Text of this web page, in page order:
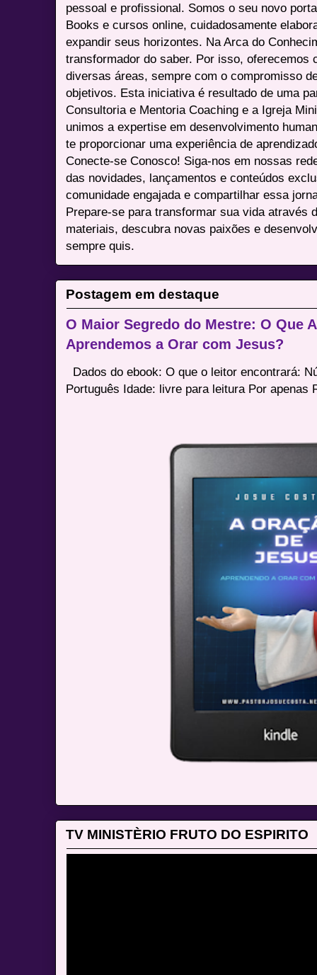
pessoal e profissional. Somos o seu novo
Books e cursos online, cuidadosamente
expandir seus horizontes. Na Arca do
transformador do saber. Por isso, oferecemos
diversas áreas, sempre com o compromisso
objetivos. Esta iniciativa é resultado de uma
Consultoria e Mentoria Coaching e a Igreja
unimos a expertise em desenvolvimento
te proporcionar uma experiência de
Conecte-se Conosco! Siga-nos em nossas
das novidades, lançamentos e conteúdos
comunidade engajada e compartilhar essa
Prepare-se para transformar sua vida através
materiais, descubra novas paixões e
sempre quis.
Postagem em destaque
O Maior Segredo do Mestre: O Que
Aprendemos a Orar com Jesus?
Dados do ebook: O que o leitor encontrará:
Português Idade: livre para leitura Por apenas
TV MINISTÈRIO FRUTO DO ESPIRITO